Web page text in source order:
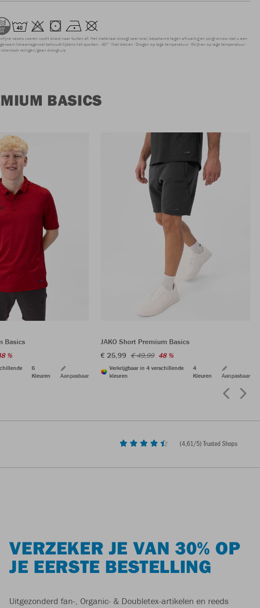
vezels voeren vocht direct naar buiten af. Het materiaal droogt zeer snel, beschermt tegen afkoeling en zorgt ervoor dat u een
lichaamsgevoel behoudt tijdens het sporten. 40° Niet bleken Drogen op lage temperatuur Strijken op lage temperatuur
chemisch reinigen/geen droogkuis
BASICS
Basics
%
6
Kleuren
Aanpasbaar
JAKO Short Premium Basics
€ 25,99 € 49,99 48 %
Verkrijgbaar in 4 verschillende
kleuren
4
Kleuren
Aanpasbaar
(4,61/5) Trusted Shops
VERZEKER JE VAN 30% OP
JE EERSTE BESTELLING
Uitgezonderd fan-, Organic- & Doubletex-artikelen en reeds